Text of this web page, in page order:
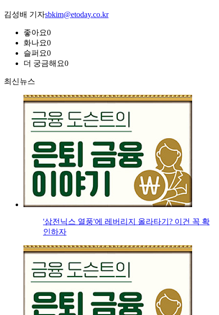
김성배 기자sbkim@etoday.co.kr
좋아요0
화나요0
슬퍼요0
더 궁금해요0
최신뉴스
'삼전닉스 열풍'에 레버리지 올라타기? 이건 꼭 확
인하자